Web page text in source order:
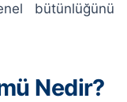
bütünlüğünü
Nedir?